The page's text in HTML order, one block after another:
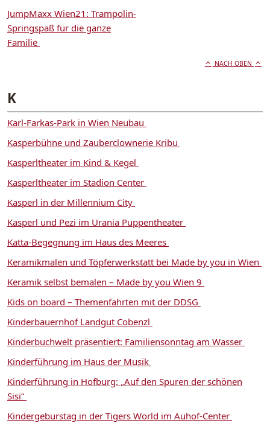
JumpMaxx Wien21: Trampolin-
Springspaß für die ganze
Familie
NACH OBEN
K
Karl-Farkas-Park in Wien Neubau
Kasperbühne und Zauberclownerie Kribu
Kasperltheater im Kind & Kegel
Kasperltheater im Stadion Center
Kasperl in der Millennium City
Kasperl und Pezi im Urania Puppentheater
Katta-Begegnung im Haus des Meeres
Keramikmalen und Töpferwerkstatt bei Made by you in Wien
Keramik selbst bemalen – Made by you Wien 9
Kids on board – Themenfahrten mit der DDSG
Kinderbauernhof Landgut Cobenzl
Kinderbuchwelt präsentiert: Familiensonntag am Wasser
Kinderführung im Haus der Musik
Kinderführung in Hofburg: „Auf den Spuren der schönen
Sisi“
Kindergeburstag in der Tigers World im Auhof-Center